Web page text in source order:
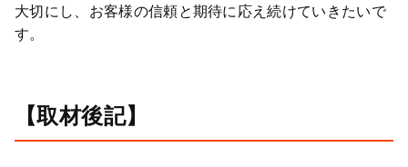
大切にし、お客様の信頼と期待に応え続けていきたいで
す。
【取材後記】